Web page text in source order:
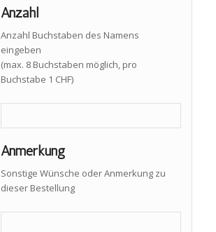
Anzahl
Anzahl Buchstaben des Namens
eingeben
(max. 8 Buchstaben möglich, pro
Buchstabe 1 CHF)
Anmerkung
Sonstige Wünsche oder Anmerkung zu
dieser Bestellung